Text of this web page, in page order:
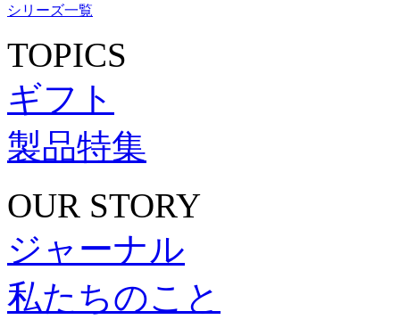
シリーズ一覧
TOPICS
ギフト
製品特集
OUR STORY
ジャーナル
私たちのこと